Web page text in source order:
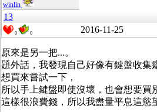
winlin
13
0 0 2016-11-25
原來是另一把...。
題外話，我發現自己好像有鍵盤收集
想買來嘗試一下，
所以手上鍵盤即使沒壞，也會想要買
這樣很浪費錢，所以我盡量平息這慾